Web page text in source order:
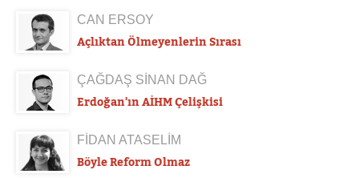
CAN ERSOY
Açlıktan Ölmeyenlerin Sırası
ÇAĞDAŞ SİNAN DAĞ
Erdoğan'ın AİHM Çelişkisi
FİDAN ATASELİM
Böyle Reform Olmaz